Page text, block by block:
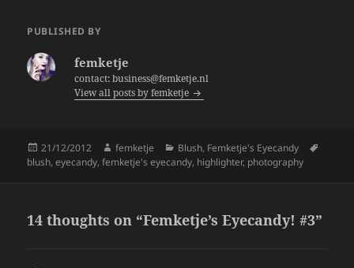
e er
PUBLISHED BY
femketje
contact: business@femketje.nl
View all posts by femketje
Posted
on
21/12/2012 Author
femketje Categories
Blush, Femketje's Eyecandy
blush,eyecandy,femketje's eyecandy, highlighter, photography
14 thoughts on “Femketje’s Eyecandy! #3”